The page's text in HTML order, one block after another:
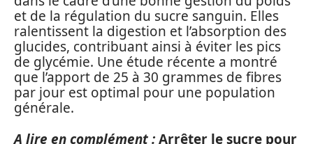
et de la régulation du sucre sanguin. Elles
ralentissent la digestion et l’absorption des
glucides, contribuant ainsi à éviter les pics
de glycémie. Une étude récente a montré
que l’apport de 25 à 30 grammes de fibres
par jour est optimal pour une population
générale.
A lire en complément :Arrêter le sucre pour